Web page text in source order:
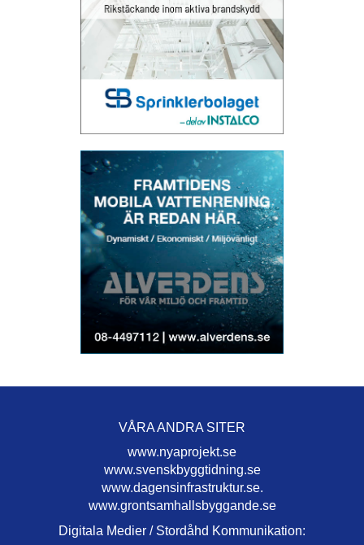
VÅRA ANDRA SITER
www.nyaprojekt.se
www.svenskbyggtidning.se
www.dagensinfrastruktur.se.
www.grontsamhallsbyggande.se
Digitala Medier / Stordåhd Kommunikation: